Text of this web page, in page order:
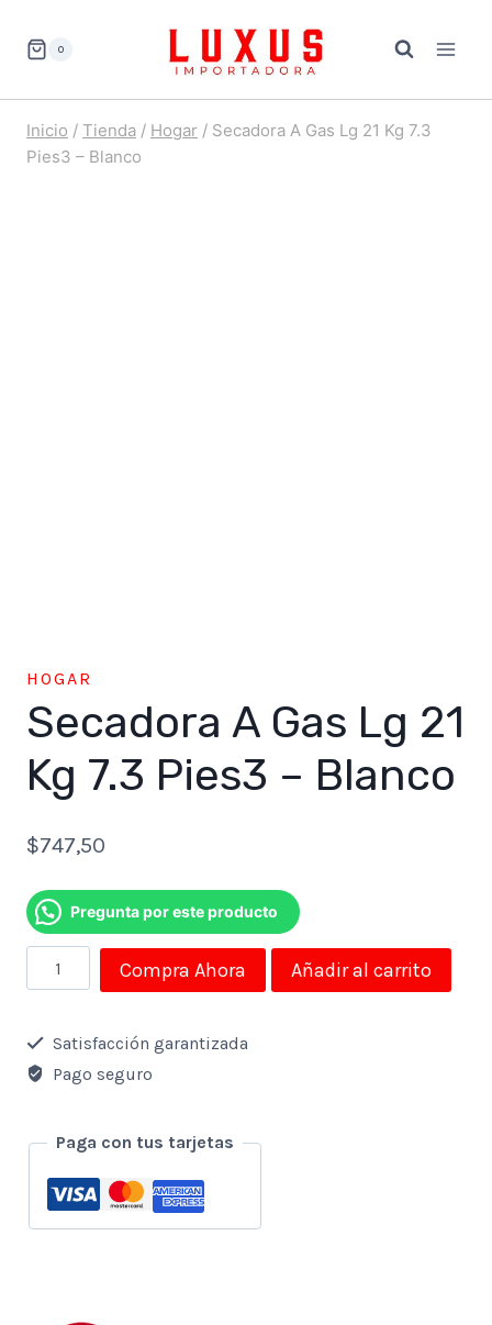
0
Inicio / Tienda / Hogar / Secadora A Gas Lg 21 Kg 7.3
Pies3 – Blanco
HOGAR
Secadora A Gas Lg 21
Kg 7.3 Pies3 – Blanco
$747,50
Pregunta por este producto
Secadora
A
Gas
Lg
Kg
Pies3
Compra Ahora Añadir al carrito
Satisfacción garantizada
Pago seguro
Paga con tus tarjetas